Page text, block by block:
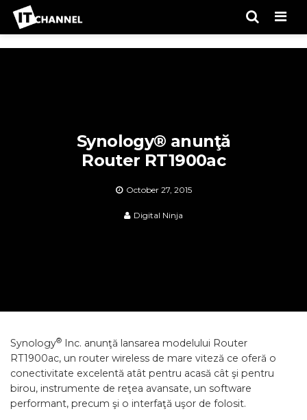
Synology® anunţă
Router RT1900ac
October 27, 2015
Digital Ninja
Synology® Inc. anunţă lansarea modelului Router
RT1900ac, un router wireless de mare viteză ce oferă o
conectivitate excelentă atât pentru acasă cât şi pentru
birou, instrumente de reţea avansate, un software
performant, precum şi o interfaţă uşor de folosit.